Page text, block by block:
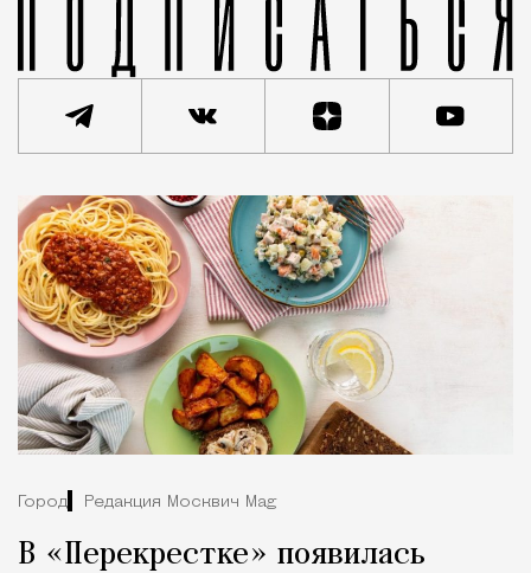
Город Редакция Москвич Mag
В «Перекрестке» появилась